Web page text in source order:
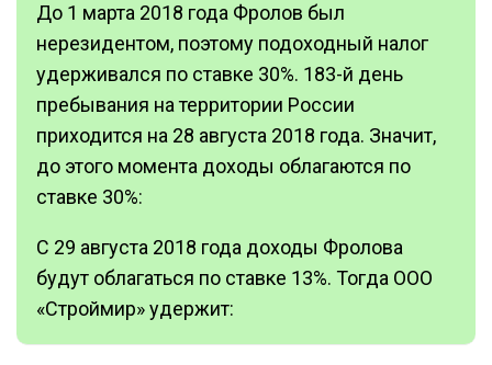
До 1 марта 2018 года Фролов был
нерезидентом, поэтому подоходный налог
удерживался по ставке 30%. 183-й день
пребывания на территории России
приходится на 28 августа 2018 года. Значит,
до этого момента доходы облагаются по
ставке 30%:
С 29 августа 2018 года доходы Фролова
будут облагаться по ставке 13%. Тогда ООО
«Строймир» удержит: